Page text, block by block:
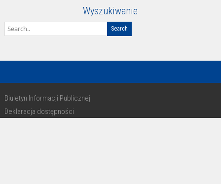
Wyszukiwanie
Biuletyn Informacji Publicznej
Deklaracja dostępności